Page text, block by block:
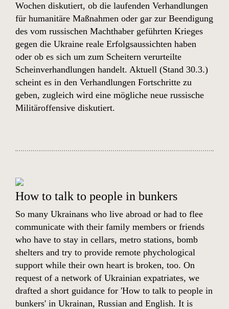
Wochen diskutiert, ob die laufenden Verhandlungen
für humanitäre Maßnahmen oder gar zur Beendigung
des vom russischen Machthaber geführten Krieges
gegen die Ukraine reale Erfolgsaussichten haben
oder ob es sich um zum Scheitern verurteilte
Scheinverhandlungen handelt. Aktuell (Stand 30.3.)
scheint es in den Verhandlungen Fortschritte zu
geben, zugleich wird eine mögliche neue russische
Militäroffensive diskutiert.
How to talk to people in bunkers
So many Ukrainans who live abroad or had to flee
communicate with their family members or friends
who have to stay in cellars, metro stations, bomb
shelters and try to provide remote phychological
support while their own heart is broken, too. On
request of a network of Ukrainian expatriates, we
drafted a short guidance for 'How to talk to people in
bunkers' in Ukrainan, Russian and English. It is